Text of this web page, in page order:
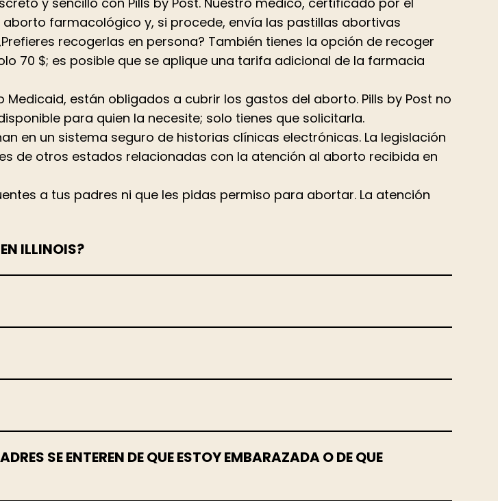
farmacológico y, si procede, envía las pastillas abortivas
recogerlas en persona? También tienes la opción de recoger
70 $; es posible que se aplique una tarifa adicional de la farmacia
están obligados a cubrir los gastos del aborto. Pills by Post no
para quien la necesite; solo tienes que solicitarla.
en un sistema seguro de historias clínicas electrónicas. La legislación
de otros estados relacionadas con la atención al aborto recibida en
a tus padres ni que les pidas permiso para abortar. La atención
ILLINOIS?
SE ENTEREN DE QUE ESTOY EMBARAZADA O DE QUE